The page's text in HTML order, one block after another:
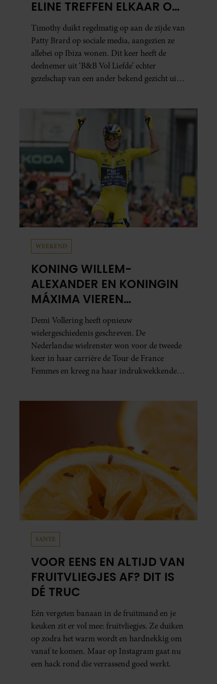
ELINE TREFFEN ELKAAR OP
IBIZA
Timothy duikt regelmatig op aan de zijde van
Patty Brard op sociale media, aangezien ze
allebei op Ibiza wonen. Dit keer heeft de
deelnemer uit ‘B&B Vol Liefde’ echter
gezelschap van een ander bekend gezicht uit
WEEKEND
KONING WILLEM-
ALEXANDER EN KONINGIN
MÁXIMA VIEREN
HISTORISCHE ZEGE DEMI
VOLLERING OP TOUR DE
FRANCE FEMMES
Demi Vollering heeft opnieuw
wielergeschiedenis geschreven. De
Nederlandse wielrenster won voor de tweede
keer in haar carrière de Tour de France
Femmes en kreeg na haar indrukwekkende
SANTE
VOOR EENS EN ALTIJD VAN
FRUITVLIEGJES AF? DIT IS
DÉ TRUC
Eén vergeten banaan in de fruitmand en je
keuken zit er vol mee: fruitvliegjes. Ze duiken
op zodra het warm wordt en hardnekkig om
vanaf te komen. Maar op Instagram gaat nu
een hack rond die verrassend goed werkt.